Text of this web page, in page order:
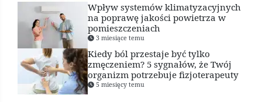
Wpływ systemów klimatyzacyjnych
na poprawę jakości powietrza w
pomieszczeniach
3 miesiące temu
Kiedy ból przestaje być tylko
zmęczeniem? 5 sygnałów, że Twój
organizm potrzebuje fizjoterapeuty
5 miesięcy temu